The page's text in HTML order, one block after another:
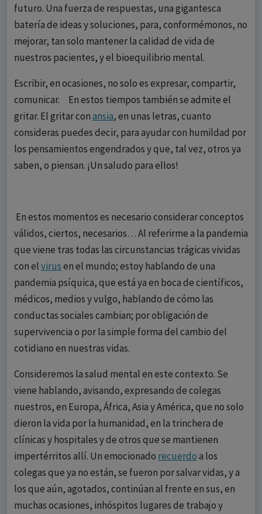
futuro. Una fuerza de respuestas, una gigantesca
batería de ideas y soluciones, para, conformémonos, no
mejorar, tan solo mantener la calidad de vida de
nuestros pacientes, y el bioequilibrio mental.
Escribir, en ocasiones, no solo es expresar, compartir,
comunicar. En estos tiempos también se admite el
gritar. El gritar conansia, en unas letras, cuanto
consideras puedes decir, para ayudar con humildad por
los pensamientos engendrados y que, tal vez, otros ya
saben, o piensan. ¡Un saludo para ellos!
En estos momentos es necesario considerar conceptos
válidos, ciertos, necesarios… Al referirme a la pandemia
que viene tras todas las circunstancias trágicas vividas
con elvirusen el mundo; estoy hablando de una
pandemia psíquica, que está ya en boca de científicos,
médicos, medios y vulgo, hablando de cómo las
conductas sociales cambian; por obligación de
supervivencia o por la simple forma del cambio del
cotidiano en nuestras vidas.
Consideremos la salud mental en este contexto. Se
viene hablando, avisando, expresando de colegas
nuestros, en Europa, África, Asia y América, que no solo
dieron la vida por la humanidad, en la trinchera de
clínicas y hospitales y de otros que se mantienen
impertérritos allí. Un emocionado recuerdoa los
colegas que ya no están, se fueron por salvar vidas, y a
los que aún, agotados, continúan al frente en sus, en
muchas ocasiones, inhóspitos lugares de trabajo y